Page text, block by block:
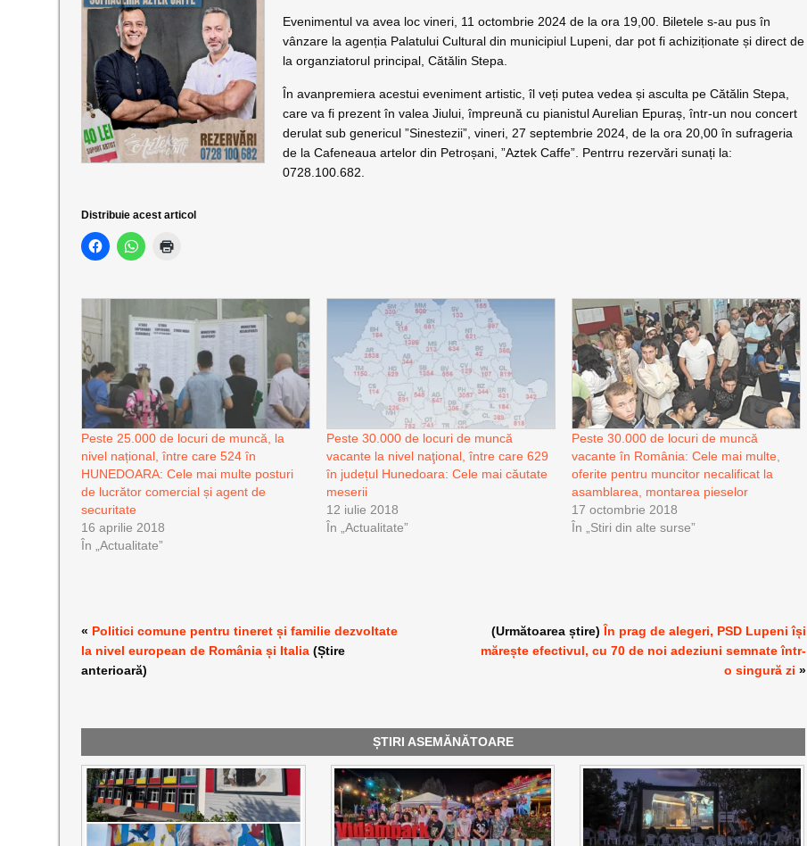
Evenimentul va avea loc vineri, 11 octombrie 2024 de la ora 19,00. Biletele s-au pus în
vânzare la agenția Palatului Cultural din municipiul Lupeni, dar pot fi achiziționate și direct de
la organziatorul principal, Cătălin Stepa.
În avanpremiera acestui eveniment artistic, îl veți putea vedea și asculta pe Cătălin Stepa,
care va fi prezent în valea Jiului, împreună cu pianistul Aurelian Epuraș, într-un nou concert
derulat sub genericul ”Sinestezii”, vineri, 27 septembrie 2024, de la ora 20,00 în sufrageria
de la Cafeneaua artelor din Petroșani, ”Aztek Caffe”. Pentrru rezervări sunați la:
0728.100.682.
Distribuie acest articol
Peste 25.000 de locuri de muncă, la
nivel național, între care 524 în
HUNEDOARA: Cele mai multe posturi
de lucrător comercial și agent de
securitate
16 aprilie 2018
În „Actualitate”
Peste 30.000 de locuri de muncă
vacante la nivel naţional, între care 629
în județul Hunedoara: Cele mai căutate
meserii
12 iulie 2018
În „Actualitate”
Peste 30.000 de locuri de muncă
vacante în România: Cele mai multe,
oferite pentru muncitor necalificat la
asamblarea, montarea pieselor
17 octombrie 2018
În „Stiri din alte surse”
« Politici comune pentru tineret și familie dezvoltate
la nivel european de România și Italia (Știre
anterioară)
(Următoarea știre) În prag de alegeri, PSD Lupeni își
mărește efectivul, cu 70 de noi adeziuni semnate într-
o singură zi »
ȘTIRI ASEMĂNĂTOARE